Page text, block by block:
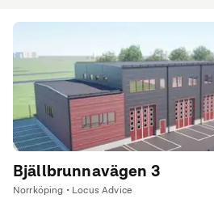
Bjällbrunnavägen 3
Norrköping • Locus Advice